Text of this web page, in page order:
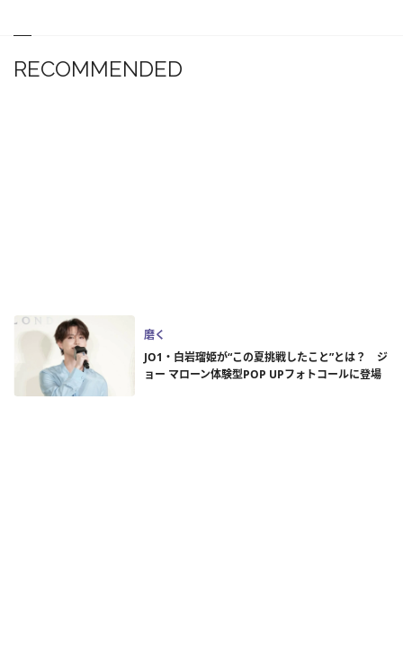
RECOMMENDED
磨く
JO1・白岩瑠姫が“この夏挑戦したこと”とは？ ジ
ョー マローン体験型POP UPフォトコールに登場